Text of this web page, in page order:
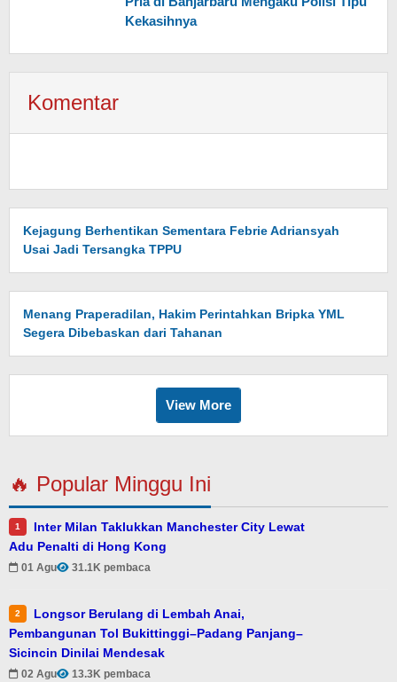
Kekasihnya
Komentar
Kejagung Berhentikan Sementara Febrie Adriansyah
Usai Jadi Tersangka TPPU
Menang Praperadilan, Hakim Perintahkan Bripka YML
Segera Dibebaskan dari Tahanan
View More
🔥 Popular Minggu Ini
1
Inter Milan Taklukkan Manchester City Lewat
Adu Penalti di Hong Kong
01 Agu 31.1K pembaca
2
Longsor Berulang di Lembah Anai,
Pembangunan Tol Bukittinggi–Padang Panjang–
Sicincin Dinilai Mendesak
02 Agu 13.3K pembaca